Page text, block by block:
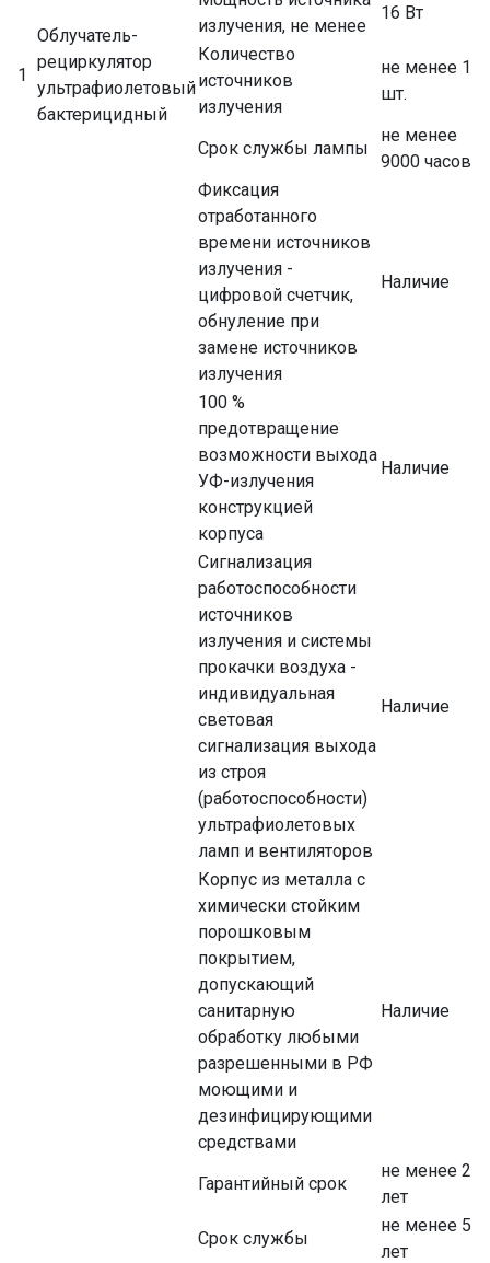
1
Облучатель-
рециркулятор
ультрафиолетовый
бактерицидный
излучения, не менее
16 Вт
Количество
источников
излучения
не менее 1
шт.
Срок службы лампы
не менее
9000 часов
Фиксация
отработанного
времени источников
излучения -
цифровой счетчик,
обнуление при
замене источников
излучения
Наличие
100 %
предотвращение
возможности выхода
УФ-излучения
конструкцией
корпуса
Наличие
Сигнализация
работоспособности
источников
излучения и системы
прокачки воздуха -
индивидуальная
световая
сигнализация выхода
из строя
(работоспособности)
ультрафиолетовых
ламп и вентиляторов
Наличие
Корпус из металла с
химически стойким
порошковым
покрытием,
допускающий
санитарную
обработку любыми
разрешенными в РФ
моющими и
дезинфицирующими
средствами
Наличие
Гарантийный срок
не менее 2
лет
Срок службы
не менее 5
лет